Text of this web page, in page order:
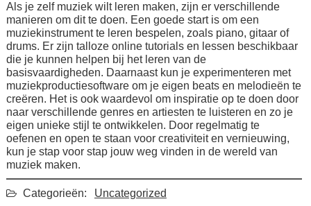
Als je zelf muziek wilt leren maken, zijn er verschillende
manieren om dit te doen. Een goede start is om een
muziekinstrument te leren bespelen, zoals piano, gitaar of
drums. Er zijn talloze online tutorials en lessen beschikbaar
die je kunnen helpen bij het leren van de
basisvaardigheden. Daarnaast kun je experimenteren met
muziekproductiesoftware om je eigen beats en melodieën te
creëren. Het is ook waardevol om inspiratie op te doen door
naar verschillende genres en artiesten te luisteren en zo je
eigen unieke stijl te ontwikkelen. Door regelmatig te
oefenen en open te staan voor creativiteit en vernieuwing,
kun je stap voor stap jouw weg vinden in de wereld van
muziek maken.
Categorieën:
Uncategorized